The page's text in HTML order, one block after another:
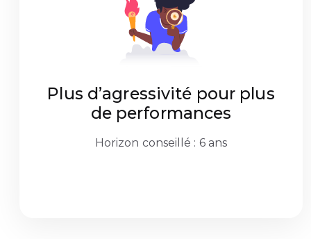
Plus d’agressivité pour plus
de performances
Horizon conseillé : 6 ans